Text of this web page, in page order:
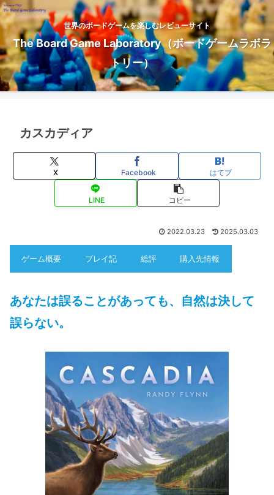
世界のボードゲームを楽しむレビューサイト
The Board Game Laboratory（ボードゲームラボラ
トリー）
カスカディア
X Facebook はてブ
LINE コピー
2022.03.23 2025.03.03
ゲーム概要 プレイ記 総評 購入先情報
あなたは誤ることがあっても、自然は決して
誤らない。